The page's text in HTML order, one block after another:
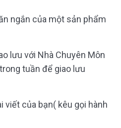
ngắn của một sản phẩm
lưu với Nhà Chuyên Môn
tuần để giao lưu
viết của bạn( kêu gọi hành